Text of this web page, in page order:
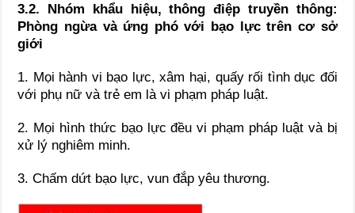
3.2. Nhóm khẩu hiệu, thông điệp truyền thông:
Phòng ngừa và ứng phó với bạo lực trên cơ sở
giới
1. Mọi hành vi bạo lực, xâm hại, quấy rối tình dục đối
với phụ nữ và trẻ em là vi phạm pháp luật.
2. Mọi hình thức bạo lực đều vi phạm pháp luật và bị
xử lý nghiêm minh.
3. Chấm dứt bạo lực, vun đắp yêu thương.